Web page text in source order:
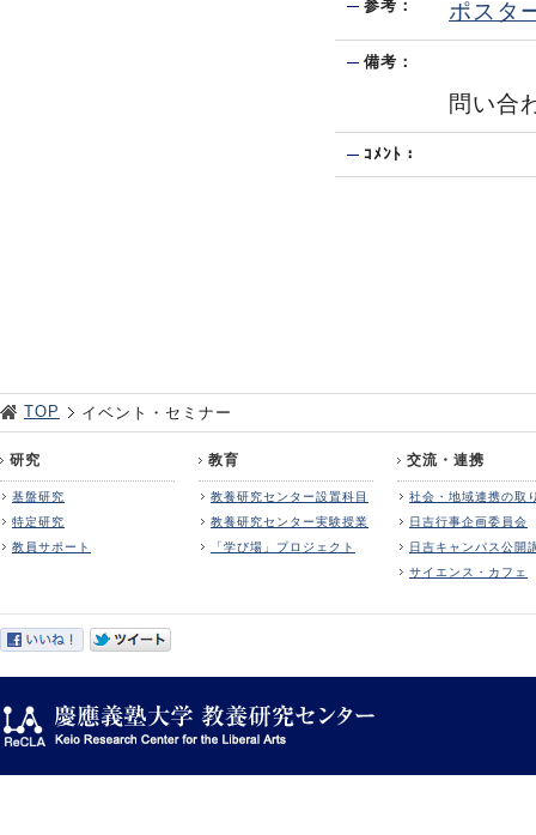
参考： ポスタ
備考：
問い合
ｺﾒﾝﾄ：
TOP イベント・セミナー
研究
基盤研究
特定研究
教員サポート
教育
教養研究センター設置科目
教養研究センター実験授業
「学び場」プロジェクト
交流・連携
社会・地域連携の取
日吉行事企画委員会
日吉キャンパス公開
サイエンス・カフェ